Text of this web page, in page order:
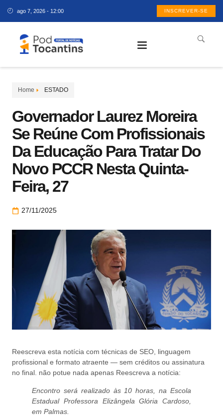
ago 7, 2026 - 12:00 INSCREVER-SE
Home ESTADO
​​Governador Laurez Moreira
Se Reúne Com Profissionais
Da Educação Para Tratar Do
Novo PCCR Nesta Quinta-
Feira, 27
27/11/2025
Reescreva esta notícia com técnicas de SEO, linguagem
profissional e formato atraente — sem créditos ou assinatura
no final. não potue nada apenas Reescreva a notícia:
Encontro será realizado às 10 horas, na Escola
Estadual Professora Elizângela Glória Cardoso,
em Palmas.